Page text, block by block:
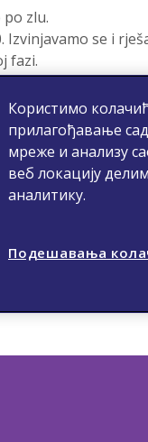
zlu.
Izvinjavamo se i
fazi.
Користимо
прилагођавање
мреже и анализу
веб локацију
аналитику.
Подешавања